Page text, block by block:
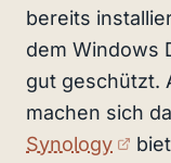
bereits
dem Windows
gut geschützt.
machen sich
Synology